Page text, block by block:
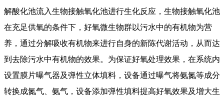
解酸化池流入生物接触氧化池进行生化反应，生物接触氧化池
在充足供氧的条件下，好氧微生物群以污水中的有机物为营
养，通过分解吸收有机物来进行自身的新陈代谢活动，从而达
到去除污水中有机物的效果。为保证好氧处理效果，在系统内
设置膜片曝气器及弹性立体填料，设备通过曝气将氨氮等成分
转换成氮气、氨气，设备添加弹性填料提高好氧效果及增大生